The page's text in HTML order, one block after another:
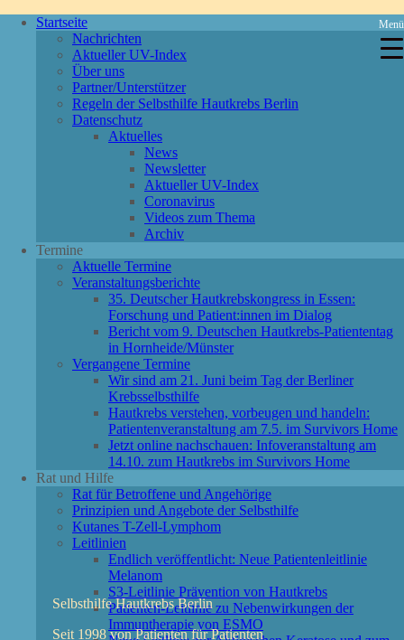
Startseite
Nachrichten
Aktueller UV-Index
Über uns
Partner/Unterstützer
Regeln der Selbsthilfe Hautkrebs Berlin
Datenschutz
Aktuelles
News
Newsletter
Aktueller UV-Index
Coronavirus
Videos zum Thema
Archiv
Termine
Aktuelle Termine
Veranstaltungsberichte
35. Deutscher Hautkrebskongress in Essen:
Forschung und Patient:innen im Dialog
Bericht vom 9. Deutschen Hautkrebs-Patiententag
in Hornheide/Münster
Vergangene Termine
Wir sind am 21. Juni beim Tag der Berliner
Krebsselbsthilfe
Hautkrebs verstehen, vorbeugen und handeln:
Patientenveranstaltung am 7.5. im Survivors Home
Jetzt online nachschauen: Infoveranstaltung am
14.10. zum Hautkrebs im Survivors Home
Rat und Hilfe
Rat für Betroffene und Angehörige
Prinzipien und Angebote der Selbsthilfe
Kutanes T-Zell-Lymphom
Leitlinien
Endlich veröffentlicht: Neue Patientenleitlinie
Melanom
S3-Leitlinie Prävention von Hautkrebs
Patienten-Leitlinie zu Nebenwirkungen der
Immuntherapie von ESMO
Selbsthilfe Hautkrebs Berlin
Seit 1998 von Patienten für Patienten
Menü